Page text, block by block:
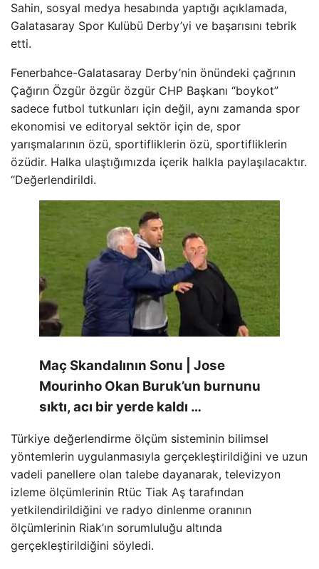
Sahin, sosyal medya hesabında yaptığı açıklamada,
Galatasaray Spor Kulübü Derby’yi ve başarısını tebrik
etti.
Fenerbahce-Galatasaray Derby’nin önündeki çağrının
Çağırın Özgür özgür özgür CHP Başkanı “boykot”
sadece futbol tutkunları için değil, aynı zamanda spor
ekonomisi ve editoryal sektör için de, spor
yarışmalarının özü, sportifliklerin özü, sportifliklerin
özüdir. Halka ulaştığımızda içerik halkla paylaşılacaktır.
“Değerlendirildi.
Maç Skandalının Sonu | Jose
Mourinho Okan Buruk’un burnunu
sıktı, acı bir yerde kaldı …
Türkiye değerlendirme ölçüm sisteminin bilimsel
yöntemlerin uygulanmasıyla gerçekleştirildiğini ve uzun
vadeli panellere olan talebe dayanarak, televizyon
izleme ölçümlerinin Rtüc Tiak Aş tarafından
yetkilendirildiğini ve radyo dinlenme oranının
ölçümlerinin Riak’ın sorumluluğu altında
gerçekleştirildiğini söyledi.